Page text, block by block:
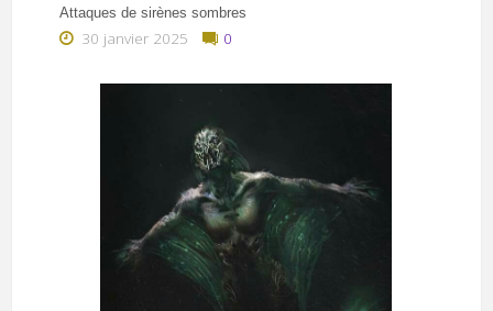
Attaques de sirènes sombres
30 janvier 2025 0